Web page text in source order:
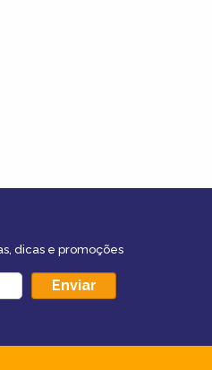
dicas e promoções